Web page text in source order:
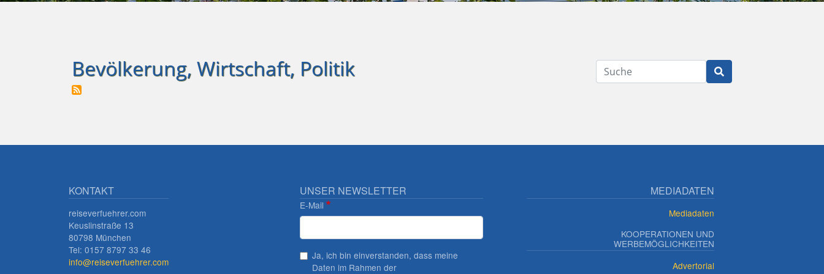
Bevölkerung, Wirtschaft, Politik Suche
KONTAKT
reiseverfuehrer.com
Keuslinstraße 13
80798 München
Tel: 0157 8797 33 46
info@reiseverfuehrer.com
UNSER NEWSLETTER
E-Mail
Ja, ich bin einverstanden, dass meine
Daten im Rahmen der
MEDIADATEN
Mediadaten
KOOPERATIONEN UND
WERBEMÖGLICHKEITEN
Advertorial